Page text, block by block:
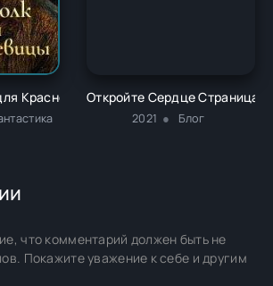
Красной девицы - Светлана Малеёнок
Откройте Сердце
2021 Блог
что комментарий должен быть не
Покажите уважение к себе и другим